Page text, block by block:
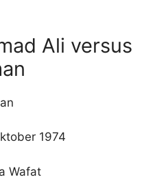
Ali versus
1974
Wafat